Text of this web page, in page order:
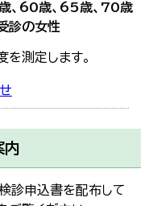
、60歳、65歳、70歳
診の女性
測定します。
内
診申込書を配布して